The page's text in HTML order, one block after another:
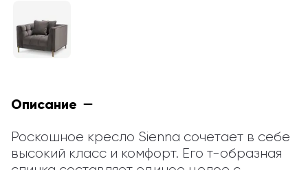
Описание
Роскошное кресло Sienna сочетает в себе
высокий класс и комфорт. Его т-образная